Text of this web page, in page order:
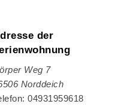
der
Weg 7
Norddeich
04931959618